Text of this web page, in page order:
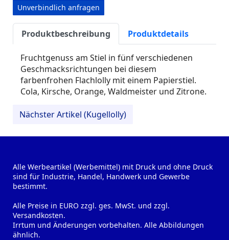
Unverbindlich anfragen
Produktbeschreibung Produktdetails
Fruchtgenuss am Stiel in fünf verschiedenen
Geschmacksrichtungen bei diesem
farbenfrohen Flachlolly mit einem Papierstiel.
Cola, Kirsche, Orange, Waldmeister und Zitrone.
Nächster Artikel (Kugellolly)
Alle Werbeartikel (Werbemittel) mit Druck und ohne Druck
sind für Industrie, Handel, Handwerk und Gewerbe
bestimmt.
Alle Preise in EURO zzgl. ges. MwSt. und zzgl.
Versandkosten.
Irrtum und Änderungen vorbehalten. Alle Abbildungen
ähnlich.